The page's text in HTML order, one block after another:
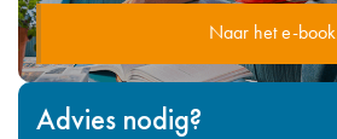
Naar het e-book
Advies nodig?